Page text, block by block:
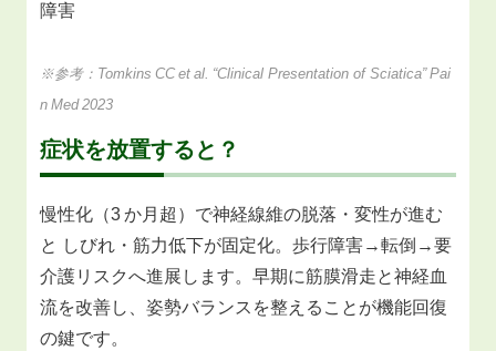
障害
※参考：Tomkins CC et al. “Clinical Presentation of Sciatica” Pai
n Med 2023
症状を放置すると？
慢性化（3 か月超）で神経線維の脱落・変性が進む
と しびれ・筋力低下が固定化。歩行障害→転倒→要
介護リスクへ進展します。早期に筋膜滑走と神経血
流を改善し、姿勢バランスを整えることが機能回復
の鍵です。